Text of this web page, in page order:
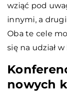
wziąć pod
innymi, a
Oba te cele
się na udział
nowych